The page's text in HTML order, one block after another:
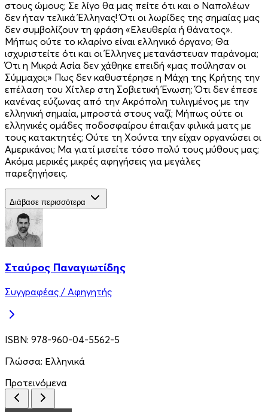
στους ώμους; Σε λίγο θα μας πείτε ότι και ο Ναπολέων
δεν ήταν τελικά Έλληνας! Ότι οι λωρίδες της σημαίας μας
δεν συμβολίζουν τη φράση «Ελευθερία ή θάνατος».
Μήπως ούτε το κλαρίνο είναι ελληνικό όργανο; Θα
ισχυριστείτε ότι και οι Έλληνες μετανάστευαν παράνομα;
Ότι η Μικρά Ασία δεν χάθηκε επειδή «μας πούλησαν οι
Σύμμαχοι;» Πως δεν καθυστέρησε η Μάχη της Κρήτης την
επέλαση του Χίτλερ στη Σοβιετική Ένωση; Ότι δεν έπεσε
κανένας εύζωνας από την Ακρόπολη τυλιγμένος με την
ελληνική σημαία, μπροστά στους ναζί; Μήπως ούτε οι
ελληνικές ομάδες ποδοσφαίρου έπαιξαν φιλικά ματς με
τους κατακτητές; Ούτε τη Χούντα την είχαν οργανώσει οι
Αμερικάνοι; Μα γιατί μισείτε τόσο πολύ τους μύθους μας;
Ακόμα μερικές μικρές αφηγήσεις για μεγάλες
παρεξηγήσεις.
Διάβασε περισσότερα
Σταύρος Παναγιωτίδης
Συγγραφέας / Αφηγητής
ISBN: 978-960-04-5562-5
Γλώσσα: Ελληνικά
Προτεινόμενα